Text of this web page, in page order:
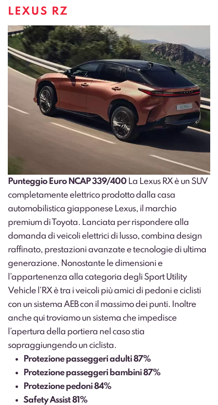
LEXUS RZ
Punteggio Euro NCAP 339/400 La Lexus RX è un SUV
completamente elettrico prodotto dalla casa
automobilistica giapponese Lexus, il marchio
premium di Toyota. Lanciata per rispondere alla
domanda di veicoli elettrici di lusso, combina design
raffinato, prestazioni avanzate e tecnologie di ultima
generazione. Nonostante le dimensioni e
l’appartenenza alla categoria degli Sport Utility
Vehicle l’RX è tra i veicoli più amici di pedoni e ciclisti
con un sistema AEB con il massimo dei punti. Inoltre
anche qui troviamo un sistema che impedisce
l’apertura della portiera nel caso stia
sopraggiungendo un ciclista.
Protezione passeggeri adulti 87%
Protezione passeggeri bambini 87%
Protezione pedoni 84%
Safety Assist 81%